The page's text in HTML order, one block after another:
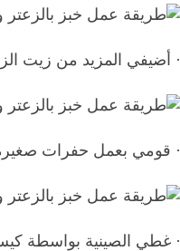
· أضيفي المزيد من زيت
· قومي بعمل حفرات
· غطي الصينية بواسطة